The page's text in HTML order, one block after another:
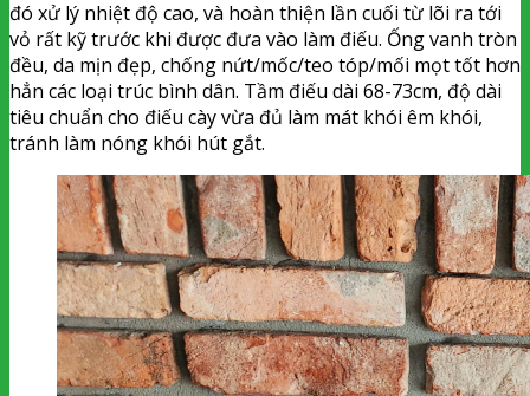
đó xử lý nhiệt độ cao, và hoàn thiện lần cuối từ lõi ra tới
vỏ rất kỹ trước khi được đưa vào làm điếu. Ống vanh tròn
đều, da mịn đẹp, chống nứt/mốc/teo tóp/mối mọt tốt hơn
hẳn các loại trúc bình dân. Tầm điếu dài 68-73cm, độ dài
tiêu chuẩn cho điếu cày vừa đủ làm mát khói êm khói,
tránh làm nóng khói hút gắt.